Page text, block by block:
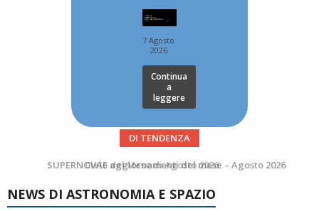
7 Agosto
2026
Continua
a
leggere
DI TENDENZA
SUPERNOVAE aggiornamenti del mese – Agosto 2026
NEWS DI ASTRONOMIA E SPAZIO